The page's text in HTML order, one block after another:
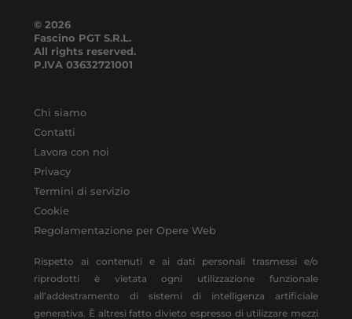
© 2026
Fascino PGT S.R.L.
All rights reserved.
P.IVA 03632721001
Chi siamo
Contatti
Lavora con noi
Privacy
Termini di servizio
Cookie
Regolamentazione per Opere Web
Rispetto ai contenuti e ai dati personali trasmessi e/o
riprodotti è vietata ogni utilizzazione funzionale
all’addestramento di sistemi di intelligenza artificiale
generativa. È altresì fatto divieto espresso di utilizzare mezzi